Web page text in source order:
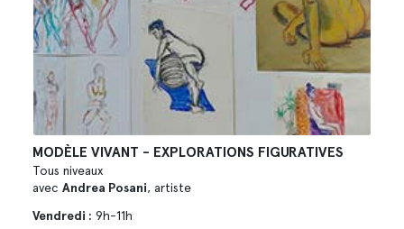
MODÈLE VIVANT - EXPLORATIONS FIGURATIVES
Tous niveaux
avec Andrea Posani, artiste
Vendredi : 9h-11h